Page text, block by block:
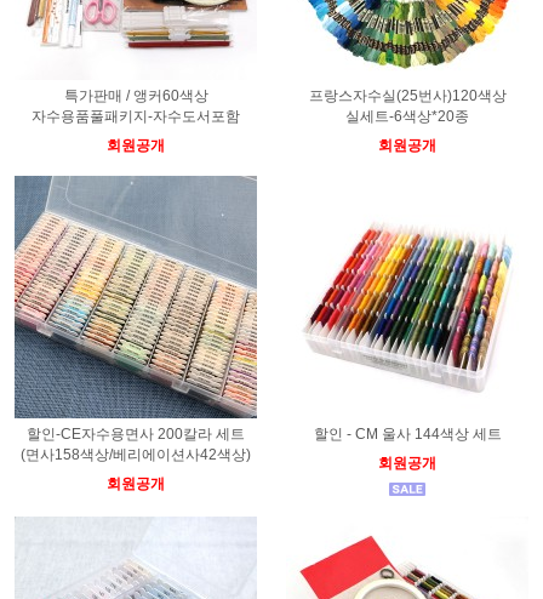
특가판매 / 앵커60색상
자수용품풀패키지-자수도서포함
회원공개
프랑스자수실(25번사)120색상
실세트-6색상*20종
회원공개
할인-CE자수용면사 200칼라 세트
(면사158색상/베리에이션사42색상)
회원공개
할인 - CM 울사 144색상 세트
회원공개